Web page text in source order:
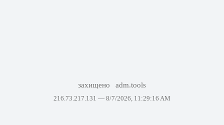
захищено adm.tools
216.73.217.131 — 8/7/2026, 11:29:16 AM